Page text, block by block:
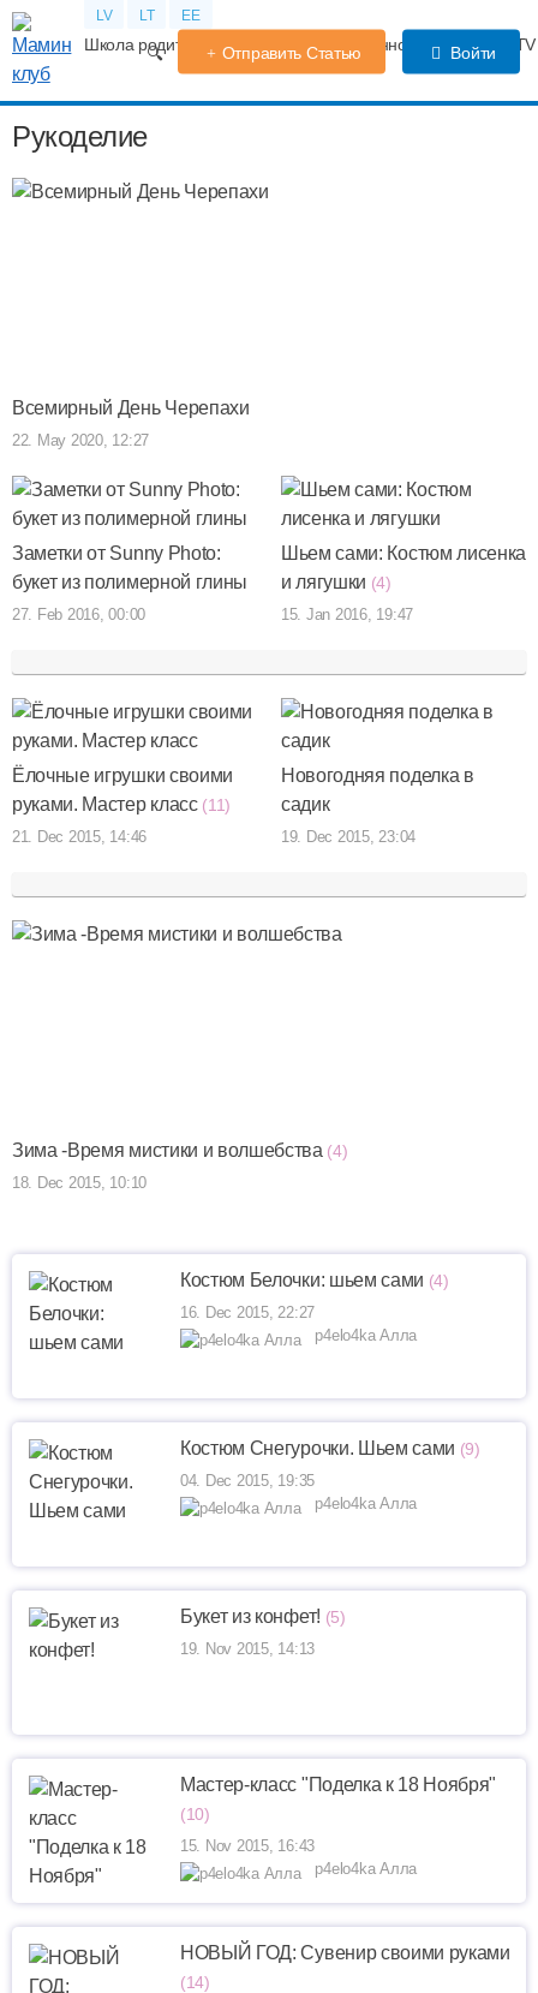
LV LT EE
Школа родителей Календарь беременности Форум
Отправить Статью Войти
Рукоделие
Всемирный День Черепахи
22. May 2020, 12:27
Заметки от Sunny Photo:
букет из полимерной глины
27. Feb 2016, 00:00
Шьем сами: Костюм лисенка
и лягушки (4)
15. Jan 2016, 19:47
Ёлочные игрушки своими
руками. Мастер класс (11)
21. Dec 2015, 14:46
Новогодняя поделка в
садик
19. Dec 2015, 23:04
Зима -Время мистики и волшебства (4)
18. Dec 2015, 10:10
Костюм Белочки: шьем сами (4)
16. Dec 2015, 22:27
p4elo4ka Алла
Костюм Снегурочки. Шьем сами (9)
04. Dec 2015, 19:35
p4elo4ka Алла
Букет из конфет! (5)
19. Nov 2015, 14:13
Мастер-класс "Поделка к 18 Ноября"
(10)
15. Nov 2015, 16:43
p4elo4ka Алла
НОВЫЙ ГОД: Сувенир своими руками
(14)